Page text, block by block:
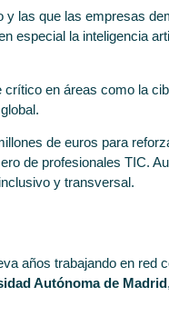
las que las empresas
especial la inteligencia
en áreas como la
de euros para
de profesionales TIC.
y transversal.
años trabajando en red
Autónoma de Madrid